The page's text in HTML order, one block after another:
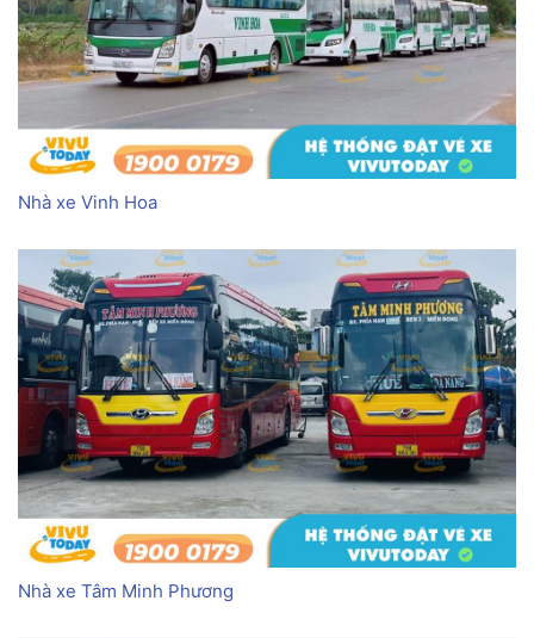
Nhà xe Vinh Hoa
Nhà xe Tâm Minh Phương